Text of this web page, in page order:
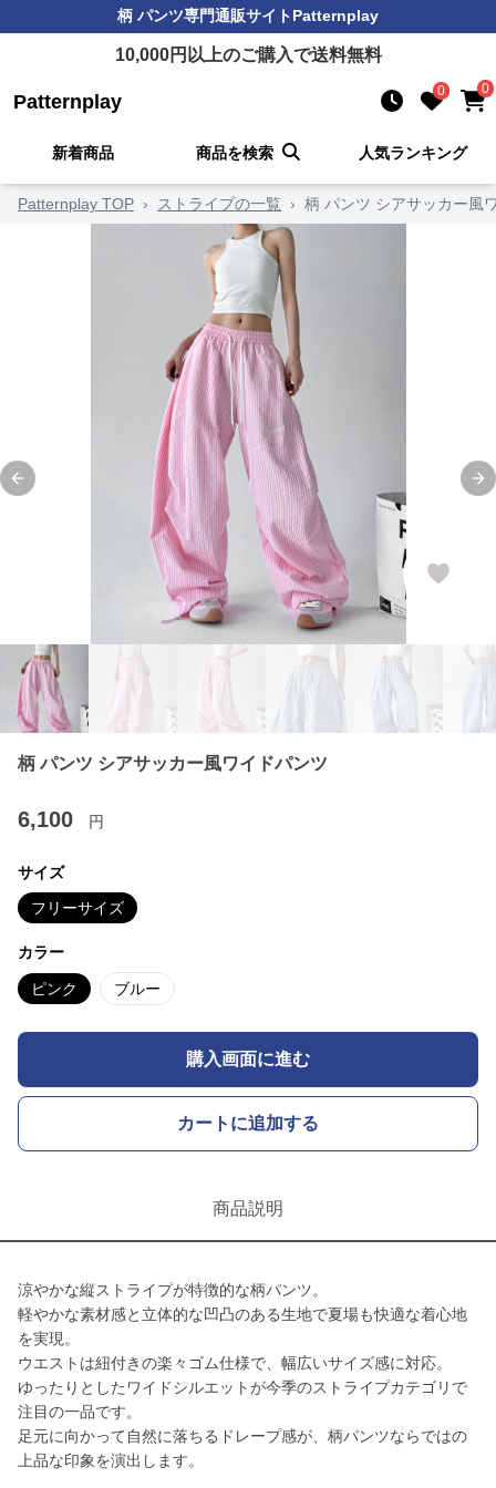
柄 パンツ専門通販サイトPatternplay
10,000円以上のご購入で送料無料
Patternplay 0 0
新着商品 商品を検索 人気ランキング
Patternplay TOP › ストライプの一覧 › 柄 パンツ シアサッカー風
Previous slide
柄 パンツ シアサッカー風ワイドパンツ
6,100 円
サイズ
フリーサイズ
カラー
ピンク ブルー
購入画面に進む
カートに追加する
商品説明
涼やかな縦ストライプが特徴的な柄パンツ。
軽やかな素材感と立体的な凹凸のある生地で夏場も快適な着心地
を実現。
ウエストは紐付きの楽々ゴム仕様で、幅広いサイズ感に対応。
ゆったりとしたワイドシルエットが今季のストライプカテゴリで
注目の一品です。
足元に向かって自然に落ちるドレープ感が、柄パンツならではの
上品な印象を演出します。